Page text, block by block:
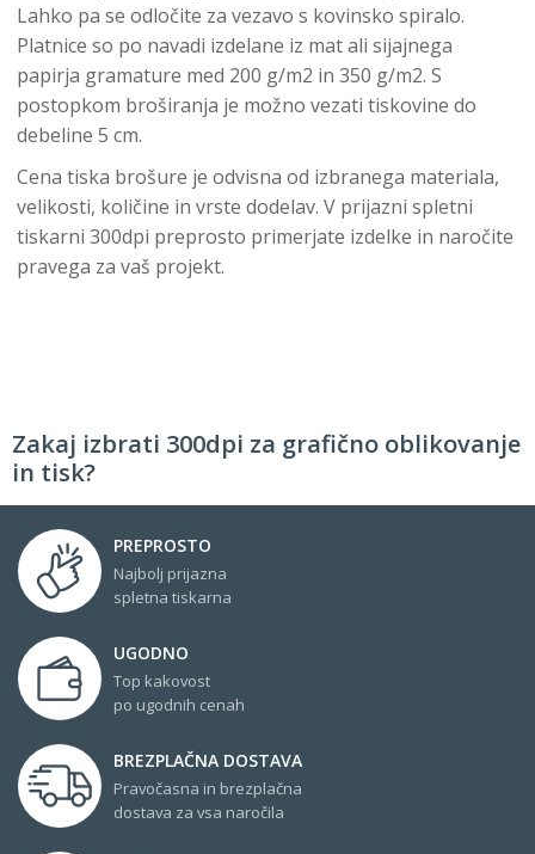
Lahko pa se odločite za vezavo s kovinsko spiralo.
Platnice so po navadi izdelane iz mat ali sijajnega
papirja gramature med 200 g/m2 in 350 g/m2. S
postopkom broširanja je možno vezati tiskovine do
debeline 5 cm.
Cena tiska brošure je odvisna od izbranega materiala,
velikosti, količine in vrste dodelav. V prijazni spletni
tiskarni 300dpi preprosto primerjate izdelke in naročite
pravega za vaš projekt.
Zakaj izbrati 300dpi za grafično oblikovanje
in tisk?
PREPROSTO
Najbolj prijazna
spletna tiskarna
UGODNO
Top kakovost
po ugodnih cenah
BREZPLAČNA DOSTAVA
Pravočasna in brezplačna
dostava za vsa naročila